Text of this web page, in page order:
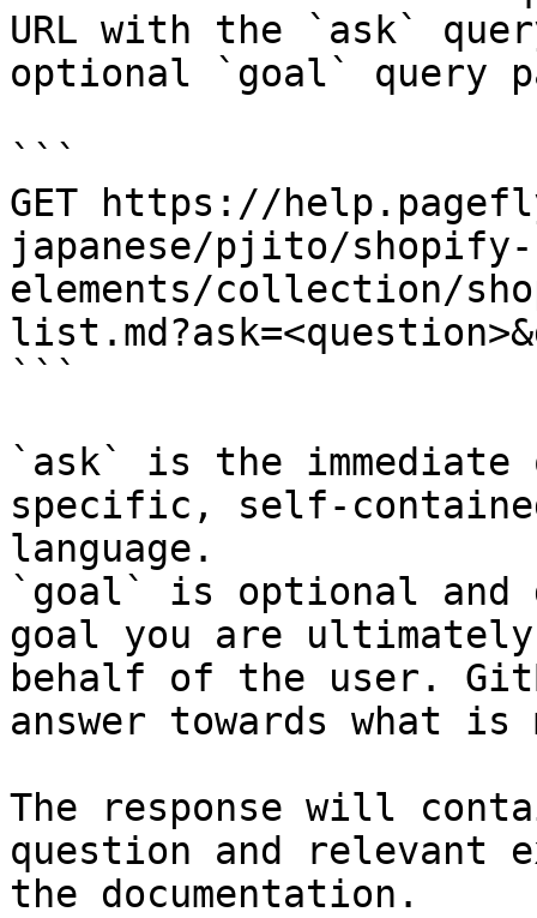
URL with the `ask`
optional `goal` query
```
GET https://
japanese/pjito/shopify-
elements/collection/
```
`ask` is the
specific, self-
language.
`goal` is optional and
goal you are
behalf of the user.
answer towards what
The response will
question and relevant
the documentation.